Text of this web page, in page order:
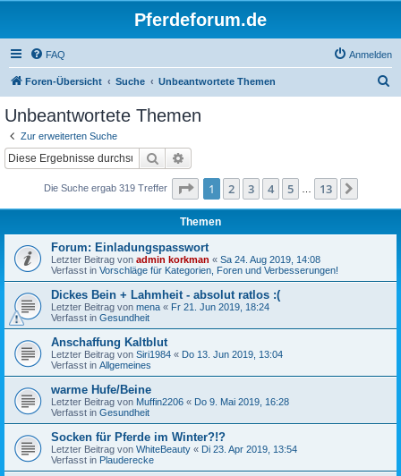
Pferdeforum.de
FAQ Anmelden
Foren-Übersicht Suche Unbeantwortete Themen
Unbeantwortete Themen
Zur erweiterten Suche
Suche
Die Suche ergab 319 Treffer Seite 1von 13
1 2 3 4 5 13
Themen
Forum: Einladungspasswort
Letzter Beitrag von admin korkman « Sa 24. Aug 2019, 14:08
Verfasst in Vorschläge für Kategorien, Foren und Verbesserungen!
Dickes Bein + Lahmheit - absolut ratlos :(
Letzter Beitrag von mena « Fr 21. Jun 2019, 18:24
Verfasst in Gesundheit
Anschaffung Kaltblut
Letzter Beitrag von Siri1984 « Do 13. Jun 2019, 13:04
Verfasst in Allgemeines
warme Hufe/Beine
Letzter Beitrag von Muffin2206 « Do 9. Mai 2019, 16:28
Verfasst in Gesundheit
Socken für Pferde im Winter?!?
Letzter Beitrag von WhiteBeauty « Di 23. Apr 2019, 13:54
Verfasst in Plauderecke